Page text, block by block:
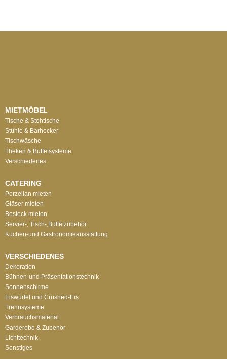
MIETMÖBEL
Tische & Stehtische
Stühle & Barhocker
Tischwäsche
Theken & Buffetsysteme
Verschiedenes
CATERING
Porzellan mieten
Gläser mieten
Besteck mieten
Servier-, Tisch-,Buffetzubehör
Küchen-und Gastronomieausstattung
VERSCHIEDENES
Dekoration
Bühnen-und Präsentationstechnik
Sonnenschirme
Eiswürfel und Crushed-Eis
Trennsysteme
Verbrauchsmaterial
Garderobe & Zubehör
Lichttechnik
Sonstiges